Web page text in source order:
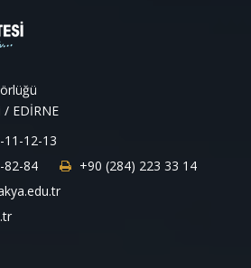
EDİRNE
11-12-13
82-84
+90 (284) 223 33 14